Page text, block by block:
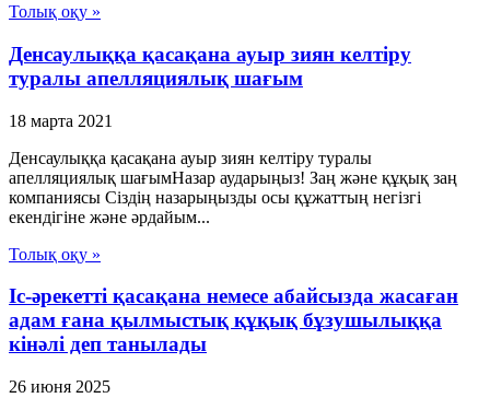
Толық оқу »
Денсаулыққа қасақана ауыр зиян келтіру
туралы апелляциялық шағым
18 марта 2021
Денсаулыққа қасақана ауыр зиян келтіру туралы
апелляциялық шағымНазар аударыңыз! Заң және құқық заң
компаниясы Сіздің назарыңызды осы құжаттың негізгі
екендігіне және әрдайым...
Толық оқу »
Іс-әрекетті қасақана немесе абайсызда жасаған
адам ғана қылмыстық құқық бұзушылыққа
кінәлі деп танылады
26 июня 2025